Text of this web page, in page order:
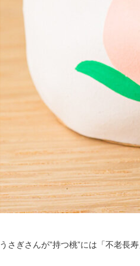
うさぎさんが”持つ桃”には「不老長